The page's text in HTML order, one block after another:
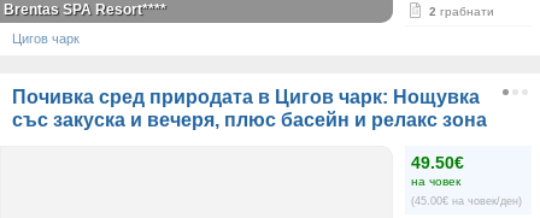
2 грабнати
Brentas SPA Resort****
Цигов чарк
Почивка сред природата в Цигов чарк: Нощувка
със закуска и вечеря, плюс басейн и релакс зона
49.50€
на човек
(45.00€ на човек/ден)